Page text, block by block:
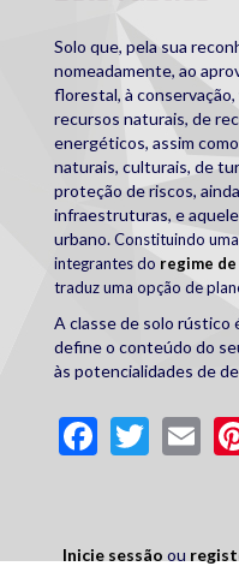
Solo que, pela sua
nomeadamente, ao
florestal, à
recursos naturais, de
energéticos, assim
naturais, culturais, de
proteção de riscos,
infraestruturas, e
urbano.Constituindo
integrantes do regime
traduz uma opção de
A classe de solo rústico
define o conteúdo do
às potencialidades de
Inicie sessão ou